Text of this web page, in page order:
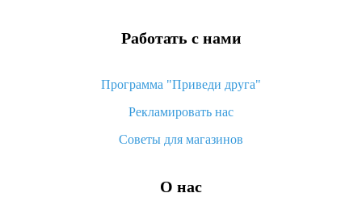
Работать с нами
Программа "Приведи друга"
Рекламировать нас
Советы для магазинов
О нас